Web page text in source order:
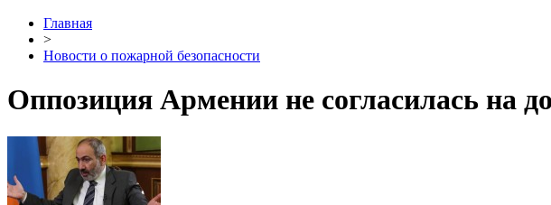
Главная
>
Новости о пожарной безопасности
Оппозиция Армении не согласилась на